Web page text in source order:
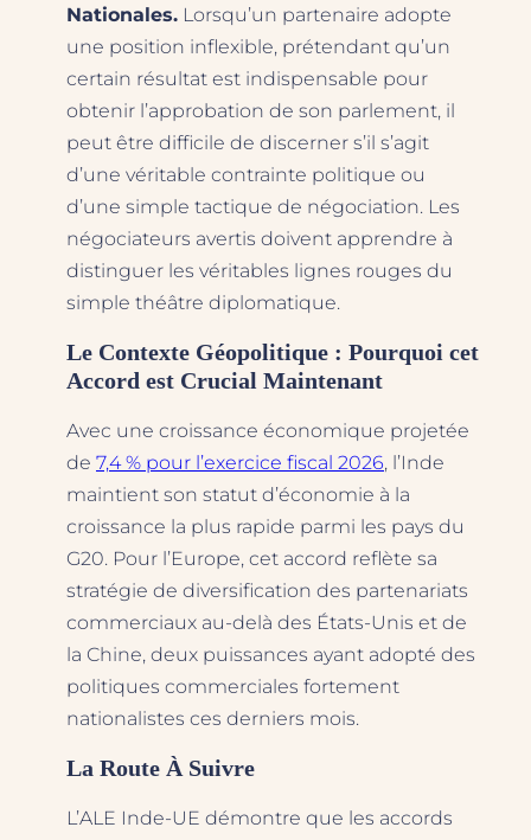
Nationales. Lorsqu’un partenaire adopte
une position inflexible, prétendant qu’un
certain résultat est indispensable pour
obtenir l’approbation de son parlement, il
peut être difficile de discerner s’il s’agit
d’une véritable contrainte politique ou
d’une simple tactique de négociation. Les
négociateurs avertis doivent apprendre à
distinguer les véritables lignes rouges du
simple théâtre diplomatique.
Le Contexte Géopolitique : Pourquoi cet
Accord est Crucial Maintenant
Avec une croissance économique projetée
de 7,4 % pour l’exercice fiscal 2026, l’Inde
maintient son statut d’économie à la
croissance la plus rapide parmi les pays du
G20. Pour l’Europe, cet accord reflète sa
stratégie de diversification des partenariats
commerciaux au-delà des États-Unis et de
la Chine, deux puissances ayant adopté des
politiques commerciales fortement
nationalistes ces derniers mois.
La Route À Suivre
L’ALE Inde-UE démontre que les accords